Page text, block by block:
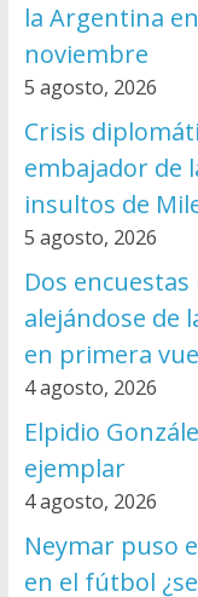
la Argentina
noviembre
5 agosto, 2026
Crisis
embajador de
insultos de
5 agosto, 2026
Dos
alejándose de
en primera
4 agosto, 2026
Elpidio
ejemplar
4 agosto, 2026
Neymar puso
en el fútbol